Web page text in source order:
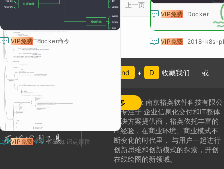
 VIP免费 ¥ 5 K8S知识点脑图
 VIP免费 2018-k8s-
 VIP免费docker命令
 VIP免费 Docker
上一页 1 2
来不及找到心仪的内容？按 Command + D 收藏我们 或
发现更多公司介绍:南京裕奥软件科技有限公
司专注于 企业信息化交付和IT整体
解决方案提供商，裕奥依托丰富的
IT经验，在商业环境、商业模式不
断变化的时代里，
与用户一起进行
创新思维和创新模式的探索，开创
在线绘图的新领域。